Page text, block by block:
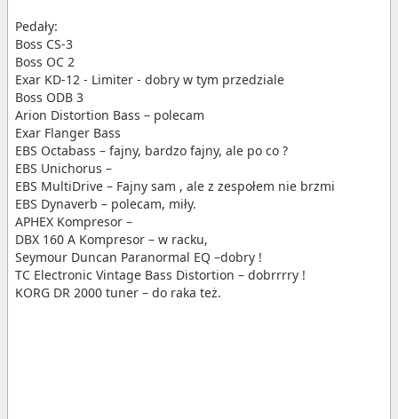
Pedały:
Boss CS-3
Boss OC 2
Exar KD-12 - Limiter - dobry w tym przedziale
Boss ODB 3
Arion Distortion Bass – polecam
Exar Flanger Bass
EBS Octabass – fajny, bardzo fajny, ale po co ?
EBS Unichorus –
EBS MultiDrive – Fajny sam , ale z zespołem nie brzmi
EBS Dynaverb – polecam, miły.
APHEX Kompresor –
DBX 160 A Kompresor – w racku,
Seymour Duncan Paranormal EQ –dobry !
TC Electronic Vintage Bass Distortion – dobrrrry !
KORG DR 2000 tuner – do raka też.